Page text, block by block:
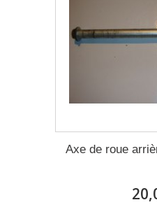
Axe de roue